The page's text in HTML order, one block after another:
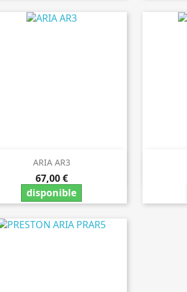
ARIA AR3
67,00 €
disponible
Vista rápida